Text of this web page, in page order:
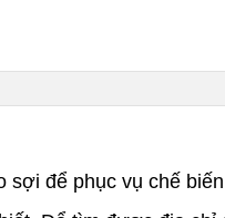
để phục vụ chế